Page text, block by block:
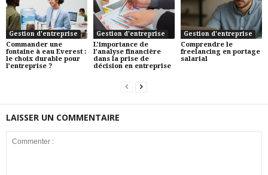
Gestion d'entreprise
Commander une
fontaine à eau Everest :
le choix durable pour
l’entreprise ?
Gestion d'entreprise
L’importance de
l’analyse financière
dans la prise de
décision en entreprise
Gestion d'entreprise
Comprendre le
freelancing en portage
salarial
LAISSER UN COMMENTAIRE